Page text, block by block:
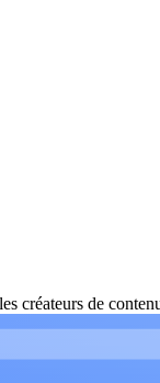
créateurs de